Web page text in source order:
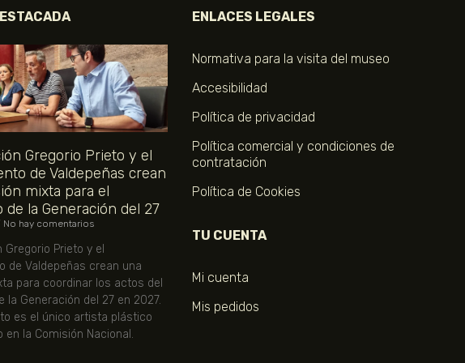
Gregorio Prieto y el
de Valdepeñas crean
mixta para el
de la Generación del 27
No hay comentarios
Gregorio Prieto y el
de Valdepeñas crean una
para coordinar los actos del
la Generación del 27 en 2027.
es el único artista plástico
en la Comisión Nacional.
ENLACES LEGALES
Normativa para la visita del museo
Accesibilidad
Política de privacidad
Política comercial y condiciones de
contratación
Política de Cookies
TU CUENTA
Mi cuenta
Mis pedidos